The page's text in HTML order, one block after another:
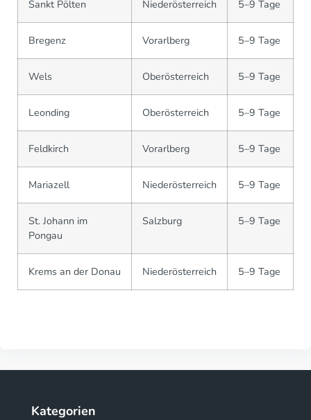
Sankt Pölten Niederösterreich 5–9 Tage
Bregenz Vorarlberg 5–9 Tage
Wels Oberösterreich 5–9 Tage
Leonding Oberösterreich 5–9 Tage
Feldkirch Vorarlberg 5–9 Tage
Mariazell Niederösterreich 5–9 Tage
St. Johann im
Pongau
Salzburg 5–9 Tage
Krems an der Donau Niederösterreich 5–9 Tage
Kategorien